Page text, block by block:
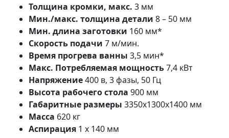
Толщина кромки, макс. 3 мм
Мин./макс. толщина детали 8 – 50 мм
Мин. длина заготовки 160 мм*
Скорость подачи 7 м/мин.
Время прогрева ванны 3,5 мин*
Макс. Потребляемая мощность7,4 кВт
Напряжение400 в, 3 фазы, 50 Гц
Высота рабочего стола 900 мм
Габаритные размеры 3350х1300х1400 мм
Масса 620 кг
Аспирация 1 х 140 мм